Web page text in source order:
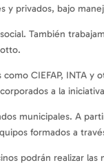
privados, bajo
También
CIEFAP, INTA y
a la
municipales. A
formados a
podrán realizar